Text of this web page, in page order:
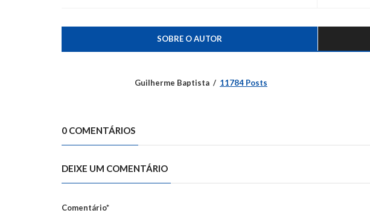
SOBRE O AUTOR
Guilherme Baptista 11784 Posts
0 COMENTÁRIOS
DEIXE UM COMENTÁRIO
Comentário*